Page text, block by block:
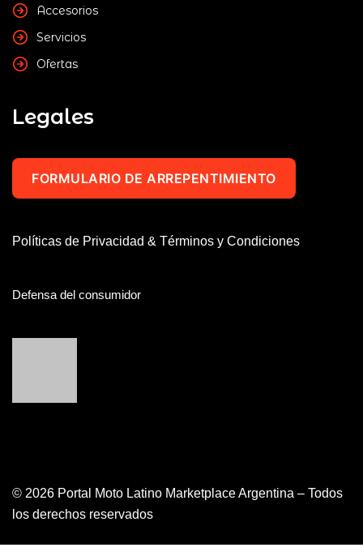
Accesorios
Servicios
Ofertas
Legales
FORMULARIO DE ARREPENTIMIENTO
Políticas de Privacidad & Términos y Condiciones
Defensa del consumidor
© 2026 Portal Moto Latino Marketplace Argentina – Todos